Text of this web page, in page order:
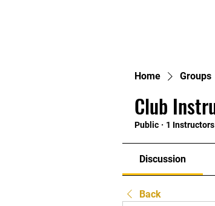
Home Groups
Club
Public · 1 Instructors
Discussion
Back